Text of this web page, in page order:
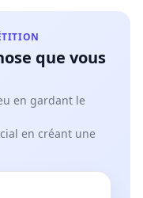
que vous
en gardant le
en créant une